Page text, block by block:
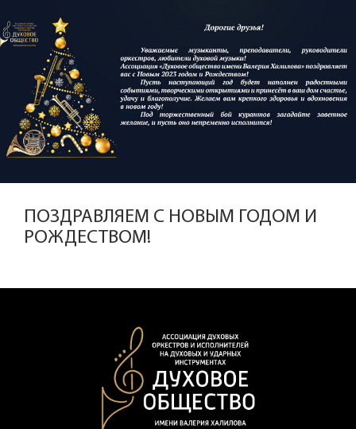
ПОЗДРАВЛЯЕМ С НОВЫМ ГОДОМ И
РОЖДЕСТВОМ!